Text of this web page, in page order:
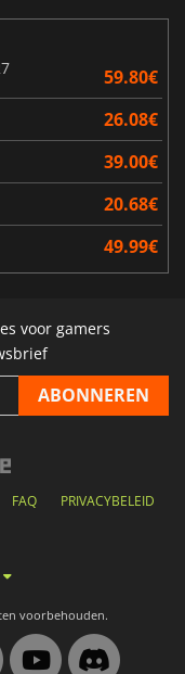
59.80€
26.08€
39.00€
20.68€
49.99€
voor gamers
FAQ PRIVACYBELEID
voorbehouden.